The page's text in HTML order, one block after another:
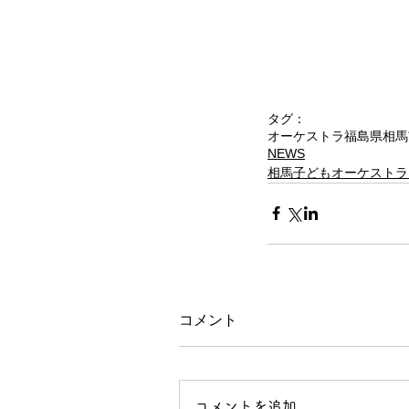
タグ：
オーケストラ福島県相
NEWS
相馬子どもオーケスト
コメント
コメントを追加…